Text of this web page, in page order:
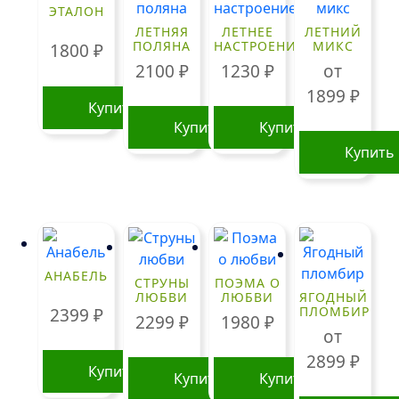
ЭТАЛОН
1800 ₽
Купить
ЛЕТНЯЯ
ПОЛЯНА
2100 ₽
Купить
ЛЕТНЕЕ
НАСТРОЕНИЕ
1230 ₽
Купить
ЛЕТНИЙ
МИКС
от
1899 ₽
Купить
Опции
можно
выбрать
на
АНАБЕЛЬ
2399 ₽
Купить
СТРУНЫ
ЛЮБВИ
2299 ₽
Купить
ПОЭМА О
ЛЮБВИ
1980 ₽
Купить
ЯГОДНЫЙ
ПЛОМБИР
от
2899 ₽